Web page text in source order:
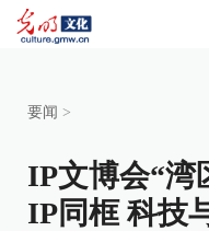
要闻 >
IP文博会“湾
IP同框 科技